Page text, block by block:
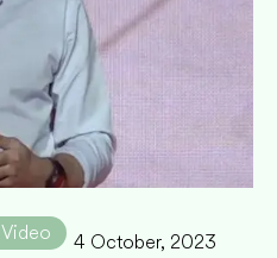
Video 4 October, 2023